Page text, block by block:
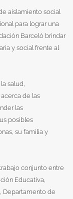
aislamiento social
para lograr una
Barceló brindar
y social frente al
salud,
de las
las
posibles
su familia y
conjunto entre
Educativa,
Departamento de